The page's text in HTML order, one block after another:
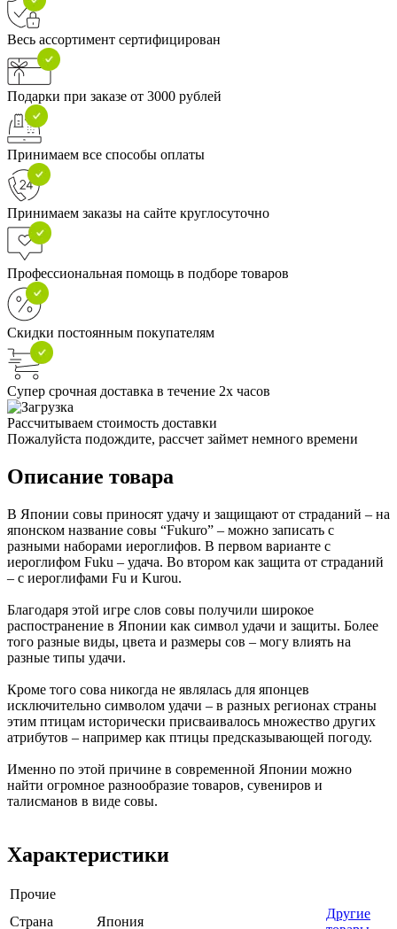
Весь ассортимент сертифицирован
Подарки при заказе от 3000 рублей
Принимаем все способы оплаты
Принимаем заказы на сайте круглосуточно
Профессиональная помощь в подборе товаров
Скидки постоянным покупателям
Супер срочная доставка в течение 2х часов
Рассчитываем стоимость доставки
Пожалуйста подождите, рассчет займет немного времени
Описание товара
В Японии совы приносят удачу и защищают от страданий – на
японском название совы “Fukuro” – можно записать с
разными наборами иероглифов. В первом варианте с
иероглифом Fuku – удача. Во втором как защита от страданий
– с иероглифами Fu и Kurou.
Благодаря этой игре слов совы получили широкое
распостранение в Японии как символ удачи и защиты. Более
того разные виды, цвета и размеры сов – могу влиять на
разные типы удачи.
Кроме того сова никогда не являлась для японцев
исключительно символом удачи – в разных регионах страны
этим птицам исторически присваивалось множество других
атрибутов – например как птицы предсказывающей погоду.
Именно по этой причине в современной Японии можно
найти огромное разнообразие товаров, сувениров и
талисманов в виде совы.
Характеристики
Прочие
Страна
Япония
Другие